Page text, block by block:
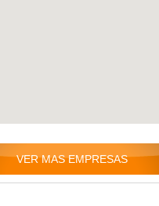
VER MAS EMPRESAS